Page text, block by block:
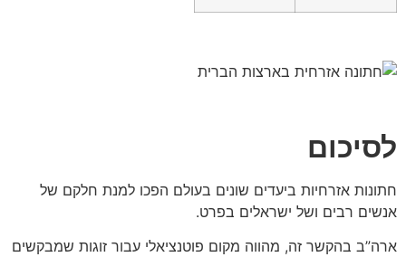
לסיכום
חתונות אזרחיות ביעדים שונים בעולם הפכו למנת חלקם של
אנשים רבים ושל ישראלים בפרט.
ארה”ב בהקשר זה, מהווה מקום פוטנציאלי עבור זוגות שמבקשים